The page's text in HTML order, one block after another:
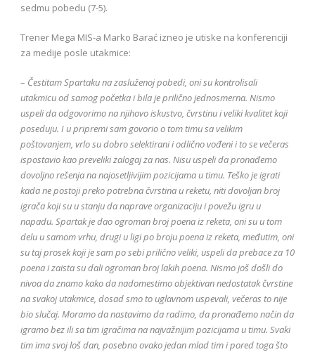
sedmu pobedu (7-5).
Trener Mega MIS-a Marko Barać izneo je utiske na konferenciji
za medije posle utakmice:
– Čestitam Spartaku na zasluženoj pobedi, oni su kontrolisali
utakmicu od samog početka i bila je prilično jednosmerna. Nismo
uspeli da odgovorimo na njihovo iskustvo, čvrstinu i veliki kvalitet koji
poseduju. I u pripremi sam govorio o tom timu sa velikim
poštovanjem, vrlo su dobro selektirani i odlično vođeni i to se večeras
ispostavio kao preveliki zalogaj za nas. Nisu uspeli da pronađemo
dovoljno rešenja na najosetljivijim pozicijama u timu. Teško je igrati
kada ne postoji preko potrebna čvrstina u reketu, niti dovoljan broj
igrača koji su u stanju da naprave organizaciju i povežu igru u
napadu. Spartak je dao ogroman broj poena iz reketa, oni su u tom
delu u samom vrhu, drugi u ligi po broju poena iz reketa, međutim, oni
su taj prosek koji je sam po sebi prilično veliki, uspeli da prebace za 10
poena i zaista su dali ogroman broj lakih poena. Nismo još došli do
nivoa da znamo kako da nadomestimo objektivan nedostatak čvrstine
na svakoj utakmice, dosad smo to uglavnom uspevali, večeras to nije
bio slučaj. Moramo da nastavimo da radimo, da pronađemo način da
igramo bez ili sa tim igračima na najvažnijim pozicijama u timu. Svaki
tim ima svoj loš dan, posebno ovako jedan mlad tim i pored toga što